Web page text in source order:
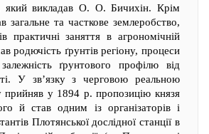
який викладав О. О. Бичихін. Крім
загальне та часткове землеробство,
практичні заняття в агрономічній
родючість ґрунтів регіону, процеси
залежність ґрунтового профілю від
У зв’язку з черговою реальною
прийняв у 1894 р. пропозицію князя
й став одним із організаторів і
Плотянської дослідної станції в